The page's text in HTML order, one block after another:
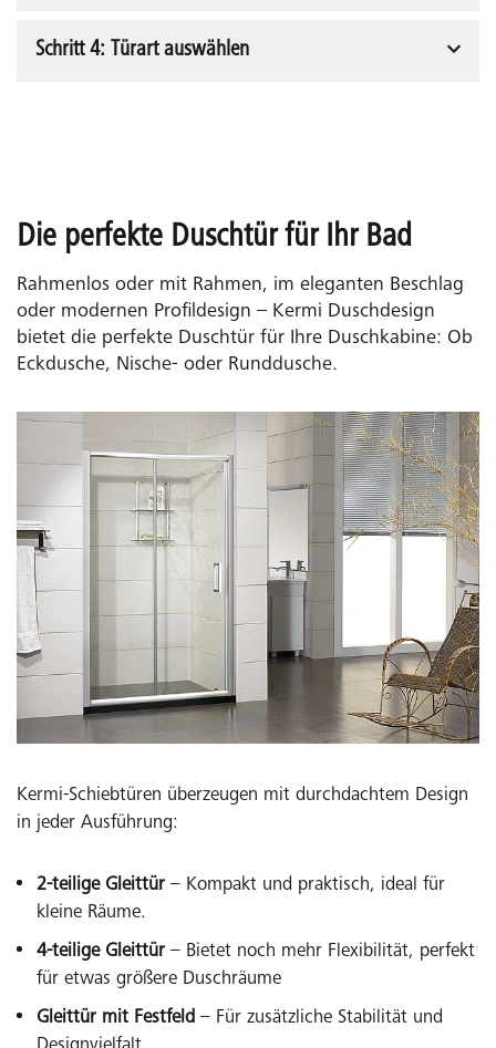
Planen Sie einen Badheizkörper oder Handtuchhalter
Schritt 4: Türart auswählen
Ideal für kleine Badezimmer, da sie auf Schienen
gleitet und keinen zusätzlichen Platz benötigt.
Finden Sie die perfekte Dusche mit Gleittür für Ihr Bad
Pendeltür
Perfekt für größere Räume, bietet Flexibilität beim
Öffnen.
Entdecken Sie die Vorteile der Pendeltür
Die perfekte Duschtür für Ihr Bad
Rahmenlos oder mit Rahmen, im eleganten Beschlag
oder modernen Profildesign – Kermi Duschdesign
bietet die perfekte Duschtür für Ihre Duschkabine: Ob
Eckdusche, Nische- oder Runddusche.
Kermi-Schiebtüren überzeugen mit durchdachtem Design
in jeder Ausführung:
2-teilige Gleittür – Kompakt und praktisch, ideal für
kleine Räume.
4-teilige Gleittür – Bietet noch mehr Flexibilität, perfekt
für etwas größere Duschräume
Gleittür mit Festfeld – Für zusätzliche Stabilität und